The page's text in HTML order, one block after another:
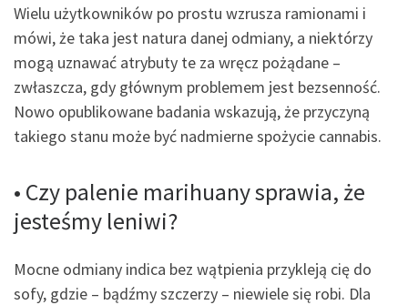
Wielu użytkowników po prostu wzrusza ramionami i
mówi, że taka jest natura danej odmiany, a niektórzy
mogą uznawać atrybuty te za wręcz pożądane –
zwłaszcza, gdy głównym problemem jest bezsenność.
Nowo opublikowane badania wskazują, że przyczyną
takiego stanu może być nadmierne spożycie cannabis.
• Czy palenie marihuany sprawia, że
jesteśmy leniwi?
Mocne odmiany indica bez wątpienia przykleją cię do
sofy, gdzie – bądźmy szczerzy – niewiele się robi. Dla